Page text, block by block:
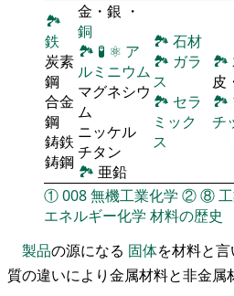
🏞
鉄
炭素
鋼
合金
鋼
鋳鉄
鋳鋼
金・銀 ・
銅
🏞 🧪 ⚛ ア
ルミニウム
マグネシウ
ム
ニッケル
チタン
🏞 亜鉛
🏞 石材
🏞 ガラ
ス
🏞 セラ
ミック
ス
🏞
皮
🏞
チ
①008無機工業化学 ②⑧
エネルギー化学 材料の歴史
製品の源になる 固体を材料と
質の違いにより金属材料と非金属